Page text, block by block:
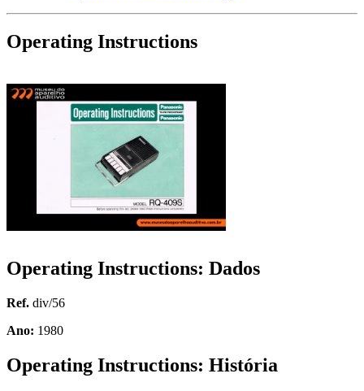
Operating Instructions
Operating Instructions: Dados
Ref. div/56
Ano: 1980
Operating Instructions: História